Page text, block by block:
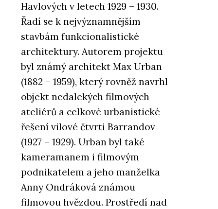
Havlových v letech 1929 – 1930.
Řadí se k nejvýznamnějším
stavbám funkcionalistické
architektury. Autorem projektu
byl známý architekt Max Urban
(1882 – 1959), který rovněž navrhl
objekt nedalekých filmových
ateliérů a celkové urbanistické
řešení vilové čtvrti Barrandov
(1927 – 1929). Urban byl také
kameramanem i filmovým
podnikatelem a jeho manželka
Anny Ondráková známou
filmovou hvězdou. Prostředí nad